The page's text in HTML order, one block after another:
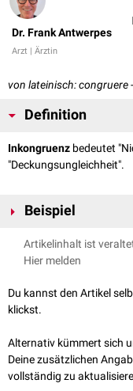
Dr. Frank Antwerpes
Arzt | Ärztin
von lateinisch:
Definition
Inkongruenz bedeutet
"Deckungsungleichheit".
Beispiel
Orthopädie
Gelenkflächen
Artikelinhalt ist
Hier melden
Du kannst den Artikel
klickst.
Alternativ kümmert sich
Deine zusätzlichen
vollständig zu